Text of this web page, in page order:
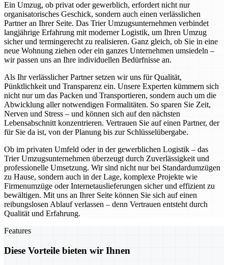
Ein Umzug, ob privat oder gewerblich, erfordert nicht nur
organisatorisches Geschick, sondern auch einen verlässlichen
Partner an Ihrer Seite. Das Trier Umzugsunternehmen verbindet
langjährige Erfahrung mit moderner Logistik, um Ihren Umzug
sicher und termingerecht zu realisieren. Ganz gleich, ob Sie in eine
neue Wohnung ziehen oder ein ganzes Unternehmen umsiedeln –
wir passen uns an Ihre individuellen Bedürfnisse an.
Als Ihr verlässlicher Partner setzen wir uns für Qualität,
Pünktlichkeit und Transparenz ein. Unsere Experten kümmern sich
nicht nur um das Packen und Transportieren, sondern auch um die
Abwicklung aller notwendigen Formalitäten. So sparen Sie Zeit,
Nerven und Stress – und können sich auf den nächsten
Lebensabschnitt konzentrieren. Vertrauen Sie auf einen Partner, der
für Sie da ist, von der Planung bis zur Schlüsselübergabe.
Ob im privaten Umfeld oder in der gewerblichen Logistik – das
Trier Umzugsunternehmen überzeugt durch Zuverlässigkeit und
professionelle Umsetzung. Wir sind nicht nur bei Standardumzügen
zu Hause, sondern auch in der Lage, komplexe Projekte wie
Firmenumzüge oder Internetauslieferungen sicher und effizient zu
bewältigen. Mit uns an Ihrer Seite können Sie sich auf einen
reibungslosen Ablauf verlassen – denn Vertrauen entsteht durch
Qualität und Erfahrung.
Features
Diese Vorteile bieten wir Ihnen